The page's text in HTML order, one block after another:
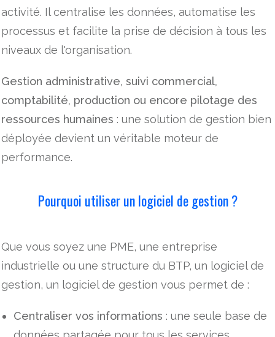
activité. Il centralise les données, automatise les
processus et facilite la prise de décision à tous les
niveaux de l'organisation.
Gestion administrative, suivi commercial,
comptabilité, production ou encore pilotage des
ressources humaines : une solution de gestion bien
déployée devient un véritable moteur de
performance.
Pourquoi utiliser un logiciel de gestion ?
Que vous soyez une PME, une entreprise
industrielle ou une structure du BTP, un logiciel de
gestion, un logiciel de gestion vous permet de :
Centraliser vos informations : une seule base de